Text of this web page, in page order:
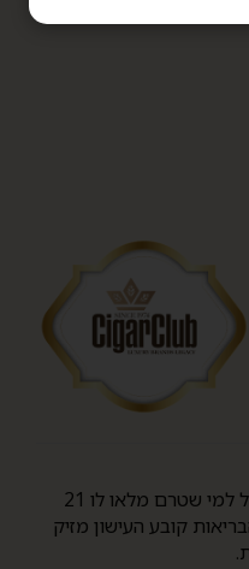
מכירה של מוצרי טבק ואלכוהול למי שטרם מלאו לו 21
קובע העישון מזיק